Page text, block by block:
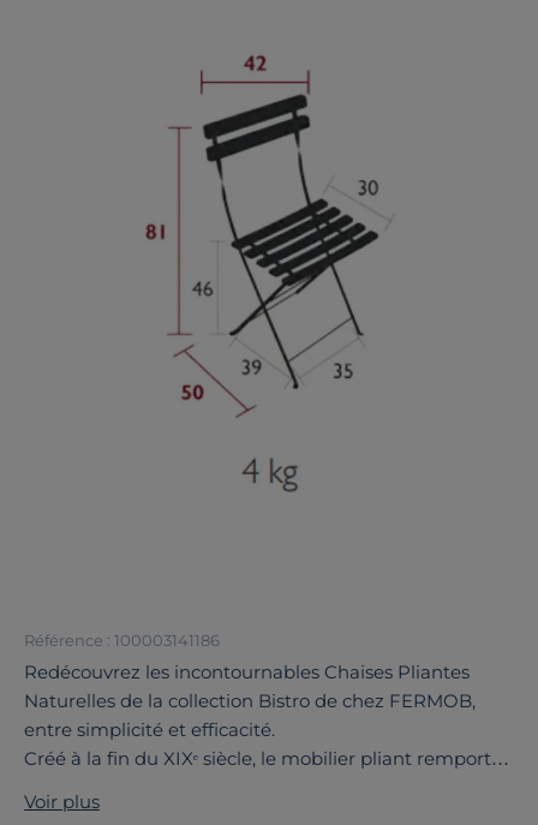
Référence : 100003141186
Redécouvrez les incontournables Chaises Pliantes
Naturelles de la collection Bistro de chez FERMOB,
entre simplicité et efficacité.
Créé à la fin du XIXᵉ siècle, le mobilier pliant remporte
apprécié pour sa simplicité et sa rapidité de
Voir plus